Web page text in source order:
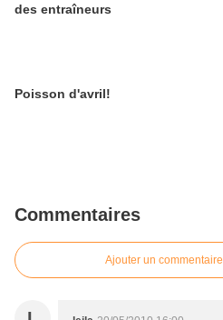
des entraîneurs
Poisson d'avril!
Commentaires
Ajouter un commentaire